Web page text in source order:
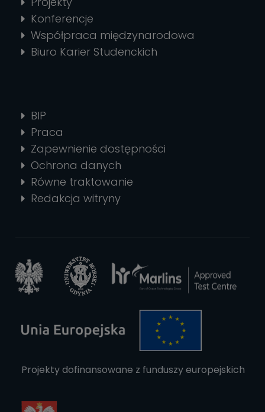
Konferencje
Współpraca międzynarodowa
Biuro Karier Studenckich
BIP
Praca
Zapewnienie dostępności
Ochrona danych
Równe traktowanie
Redakcja witryny
Projekty dofinansowane z funduszy europejskich